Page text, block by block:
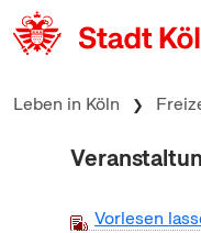
zum Inhalt springen
Leben in Köln
Vorlesen